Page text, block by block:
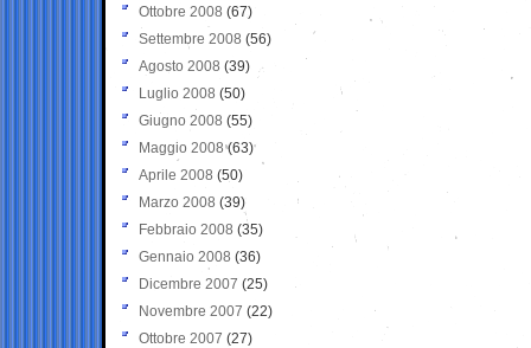
Ottobre 2008 (67)
Settembre 2008 (56)
Agosto 2008 (39)
Luglio 2008 (50)
Giugno 2008 (55)
Maggio 2008(63)
Aprile 2008 (50)
Marzo 2008 (39)
Febbraio 2008 (35)
Gennaio 2008 (36)
Dicembre 2007 (25)
Novembre 2007 (22)
Ottobre 2007 (27)